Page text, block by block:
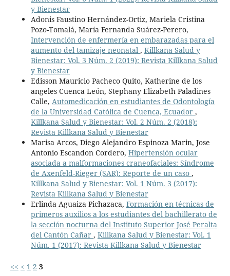
y Bienestar
Adonis Faustino Hernández-Ortiz, Mariela Cristina
Pozo-Tomalá, María Fernanda Suárez-Perero,
Intervención de enfermería en embarazadas para el
aumento del tamizaje neonatal , Killkana Salud y
Bienestar: Vol. 3 Núm. 2 (2019): Revista Killkana Salud
y Bienestar
Edisson Mauricio Pacheco Quito, Katherine de los
angeles Cuenca León, Stephany Elizabeth Paladines
Calle, Automedicación en estudiantes de Odontología
de la Universidad Católica de Cuenca, Ecuador ,
Killkana Salud y Bienestar: Vol. 2 Núm. 2 (2018):
Revista Killkana Salud y Bienestar
Marisa Arcos, Diego Alejandro Espinoza Marin, Jose
Antonio Escandon Cordero, Hipertensión ocular
asociada a malformaciones craneofaciales: Síndrome
de Axenfeld-Rieger (SAR): Reporte de un caso ,
Killkana Salud y Bienestar: Vol. 1 Núm. 3 (2017):
Revista Killkana Salud y Bienestar
Erlinda Aguaiza Pichazaca, Formación en técnicas de
primeros auxilios a los estudiantes del bachillerato de
la sección nocturna del Instituto Superior José Peralta
del Cantón Cañar , Killkana Salud y Bienestar: Vol. 1
Núm. 1 (2017): Revista Killkana Salud y Bienestar
<< < 1 2 3